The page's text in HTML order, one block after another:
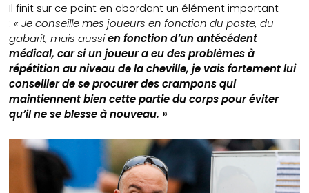
Il finit sur ce point en abordant un élément important
:« Je conseille mes joueurs en fonction du poste, du
gabarit, mais aussien fonction d’un antécédent
médical, car si un joueur a eu des problèmes à
répétition au niveau de la cheville, je vais fortement lui
conseiller de se procurer des crampons qui
maintiennent bien cette partie du corps pour éviter
qu’il ne se blesse à nouveau. »